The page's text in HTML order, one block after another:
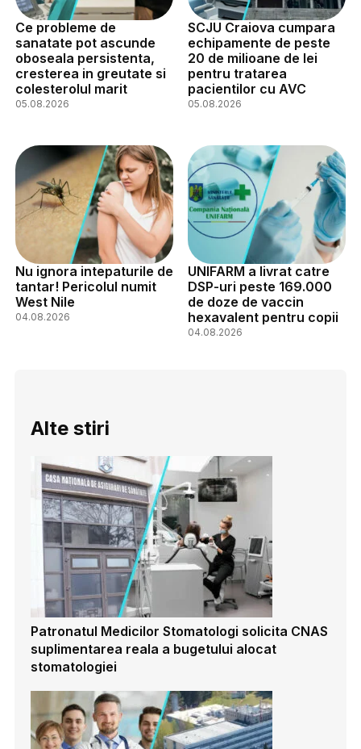
Ce probleme de
sanatate pot ascunde
oboseala persistenta,
cresterea in greutate si
colesterolul marit
05.08.2026
SCJU Craiova cumpara
echipamente de peste
20 de milioane de lei
pentru tratarea
pacientilor cu AVC
05.08.2026
Nu ignora intepaturile de
tantar! Pericolul numit
West Nile
04.08.2026
UNIFARM a livrat catre
DSP-uri peste 169.000
de doze de vaccin
hexavalent pentru copii
04.08.2026
Alte stiri
Patronatul Medicilor Stomatologi solicita CNAS
suplimentarea reala a bugetului alocat
stomatologiei